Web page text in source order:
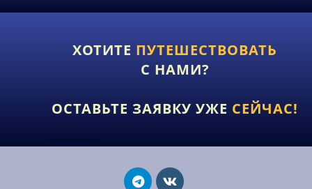
ХОТИТЕ ПУТЕШЕСТВОВАТЬ
С НАМИ?
ОСТАВЬТЕ ЗАЯВКУ УЖЕ СЕЙЧАС!